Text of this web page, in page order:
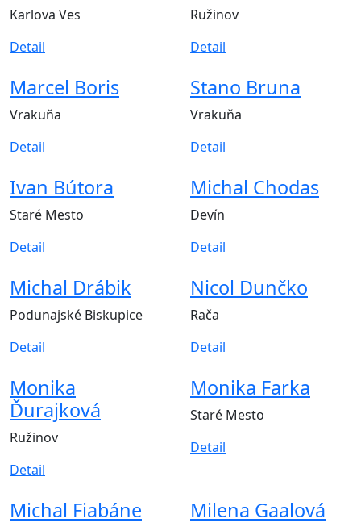
Karlova Ves
Detail
Ružinov
Detail
Marcel Boris
Vrakuňa
Detail
Stano Bruna
Vrakuňa
Detail
Ivan Bútora
Staré Mesto
Detail
Michal Chodas
Devín
Detail
Michal Drábik
Podunajské Biskupice
Detail
Nicol Dunčko
Rača
Detail
Monika
Ďurajková
Ružinov
Detail
Monika Farka
Staré Mesto
Detail
Michal Fiabáne Milena Gaalová